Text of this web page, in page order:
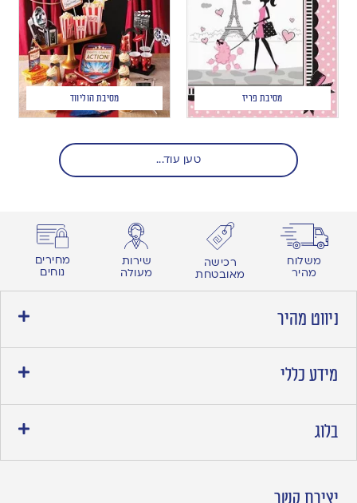
מסיבת פריז מסיבת הוליווד
טען עוד...
משלוח
מהיר
רכישה
מאובטחת
שירות
מעולה
מחירים
נוחים
ניווט מהיר
מידע כללי
בלוג